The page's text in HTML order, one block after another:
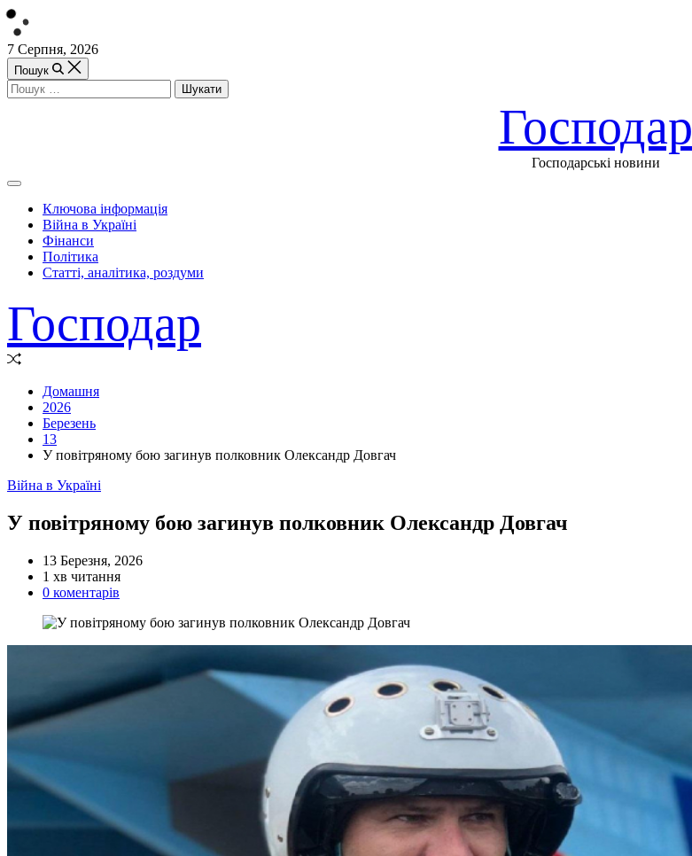
Перейти
до
вмісту
7 Серпня, 2026
Пошук
Пошук:
Господар
Господарські новини
Off
Canvas
(поза
полотном)
Ключова інформація
Війна в Україні
Фінанси
Політика
Статті, аналітика, роздуми
Господар
Випадкова
Домашня
2026
Березень
13
У повітряному бою загинув полковник Олександр Довгач
Категорії
Війна в Україні
У повітряному бою загинув полковник Олександр Довгач
13 Березня, 2026
Орієнтовний
час
1 хв читання
0 коментарів